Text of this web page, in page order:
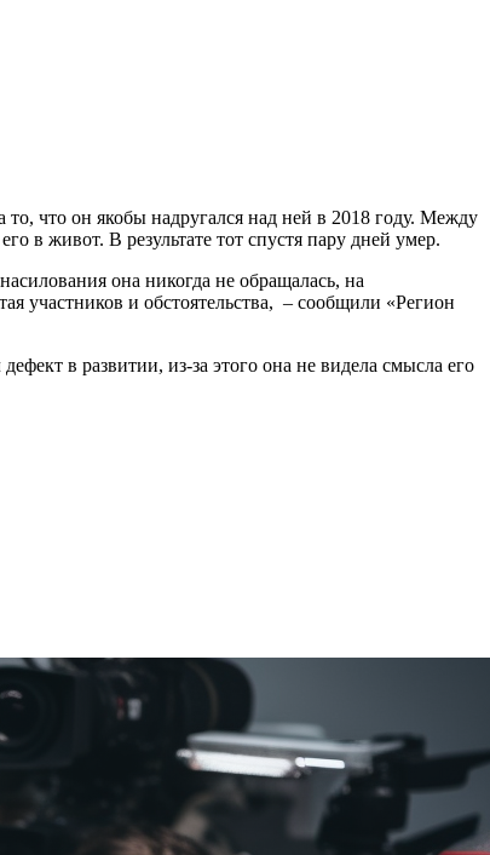
что он якобы надругался над ней в 2018 году. Между
в живот. В результате тот спустя пару дней умер.
она никогда не обращалась, на
участников и обстоятельства, – сообщили «Регион
в развитии, из-за этого она не видела смысла его